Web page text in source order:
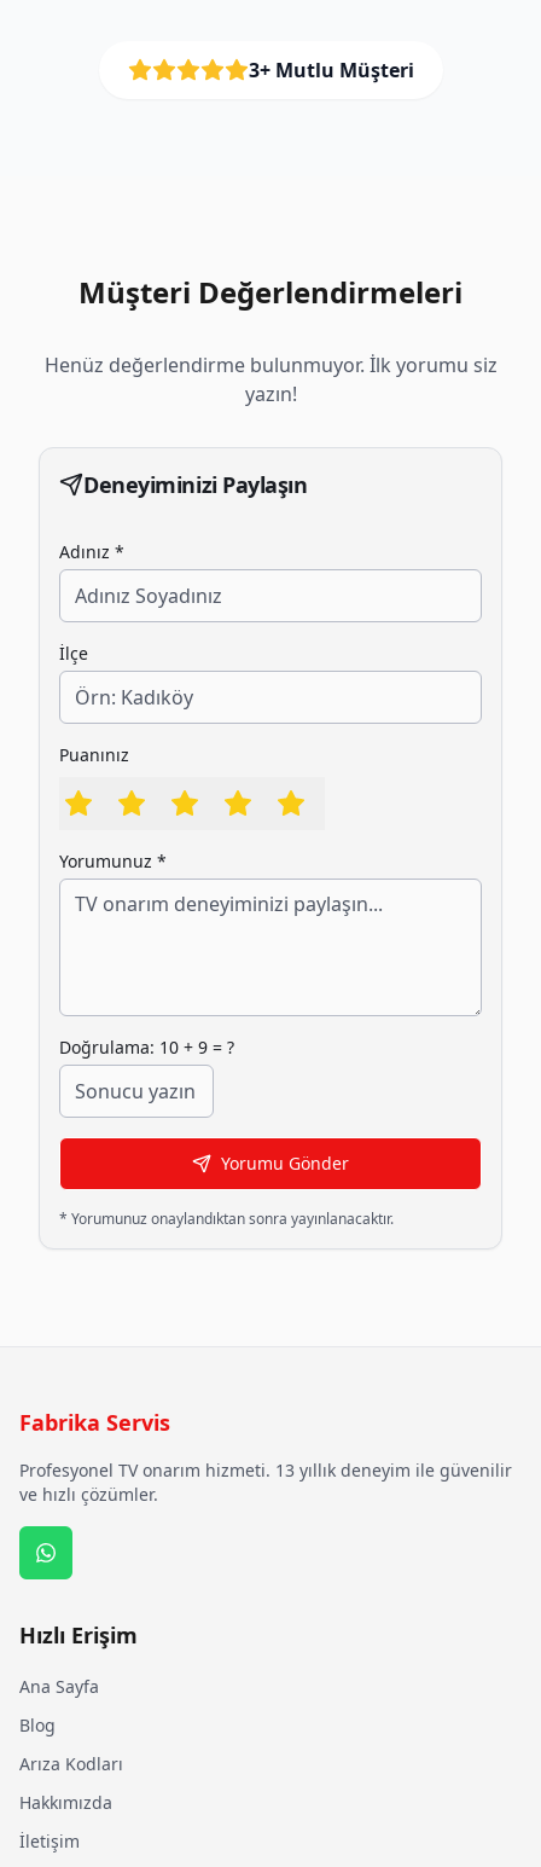
3+ Mutlu Müşteri
Müşteri Değerlendirmeleri
Henüz değerlendirme bulunmuyor. İlk yorumu siz
yazın!
Deneyiminizi Paylaşın
Adınız *
İlçe
Puanınız
Yorumunuz *
Doğrulama: 10 + 9 = ?
Yorumu Gönder
* Yorumunuz onaylandıktan sonra yayınlanacaktır.
Fabrika Servis
Profesyonel TV onarım hizmeti. 13 yıllık deneyim ile güvenilir
ve hızlı çözümler.
Hızlı Erişim
Ana Sayfa
Blog
Arıza Kodları
Hakkımızda
İletişim